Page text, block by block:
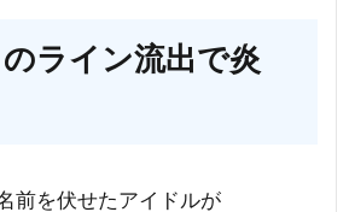
ライン流出で炎
前を伏せたアイドルが